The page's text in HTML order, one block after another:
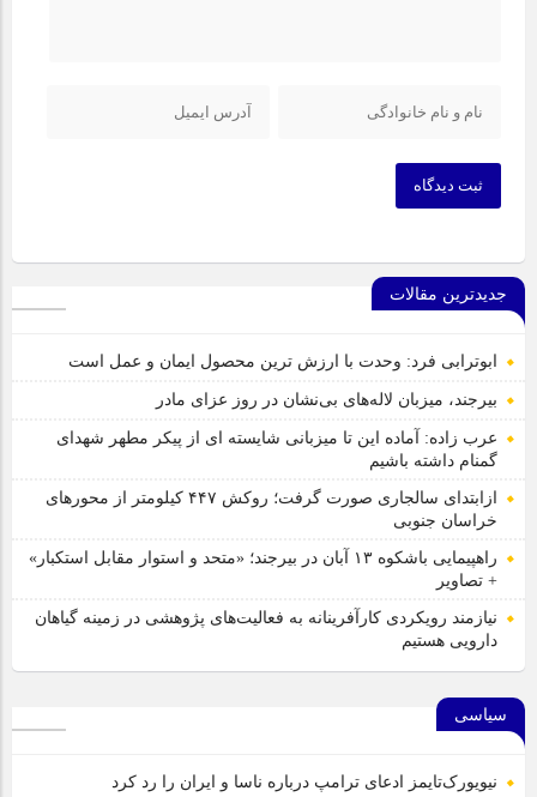
ثبت دیدگاه
جدیدترین مقالات
ابوترابی فرد: وحدت با ارزش ترین محصول ایمان و عمل است
بیرجند، میزبان لاله‌های بی‌نشان در روز عزای مادر
عرب زاده: آماده این تا میزبانی شایسته ای از پیکر مطهر شهدای
گمنام داشته باشیم
ازابتدای سالجاری صورت گرفت؛ روکش ۴۴۷ کیلومتر از محورهای
خراسان جنوبی
راهپیمایی باشکوه ۱۳ آبان در بیرجند؛ «متحد و استوار مقابل استکبار»
+ تصاویر
نیازمند رویکردی کارآفرینانه به فعالیت‌های پژوهشی در زمینه گیاهان
دارویی هستیم
سیاسی
نیویورک‌تایمز ادعای ترامپ درباره ناسا و ایران را رد کرد